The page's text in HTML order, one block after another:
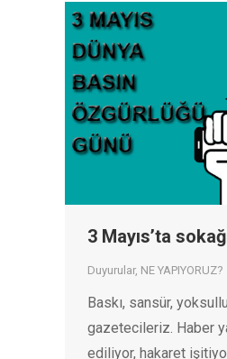
3 Mayıs’ta
Duyurular, NE YAPIYORUZ?
Baskı, sansür,
gazetecileriz. Haber
ediliyor, hakaret